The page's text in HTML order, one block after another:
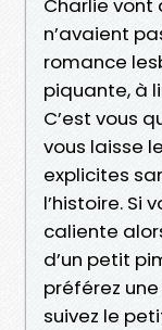
Charlie vont
n’avaient
romance
piquante, à
C’est vous
vous laisse
explicites
l’histoire. Si
caliente
d’un petit
préférez
suivez le